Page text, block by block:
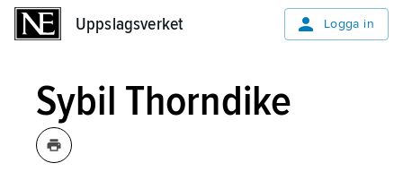
Uppslagsverket Logga in
Sybil Thorndike